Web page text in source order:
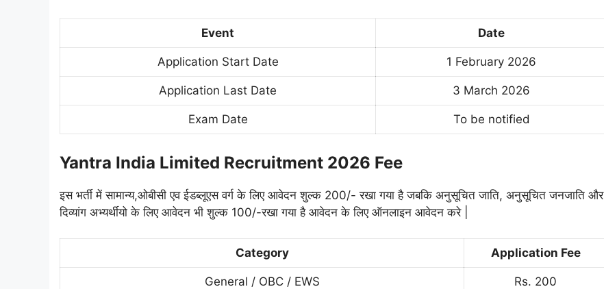
Event Date
Application Start Date 1 February 2026
Application Last Date 3 March 2026
Exam Date To be notified
Yantra India Limited Recruitment 2026 Fee
इस भर्ती में सामान्य,ओबीसी एव ईडब्लूएस वर्ग के लिए आवेदन शुल्क 200/- रखा गया है जबकि अनुसूचित जाति, अनुसूचित जनजाति और
दिव्यांग अभ्यर्थीयो के लिए आवेदन भी शुल्क 100/-रखा गया है आवेदन के लिए ऑनलाइन आवेदन करे |
Category Application Fee
General / OBC / EWS Rs. 200